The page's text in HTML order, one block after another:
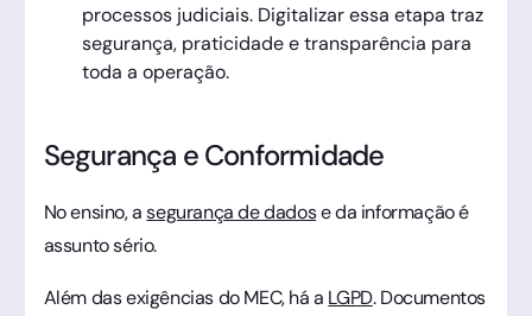
processos judiciais. Digitalizar essa etapa traz
segurança, praticidade e transparência para
toda a operação.
Segurança e Conformidade
No ensino, asegurança de dadose da informação é
assunto sério.
Além das exigências do MEC, há a LGPD. Documentos